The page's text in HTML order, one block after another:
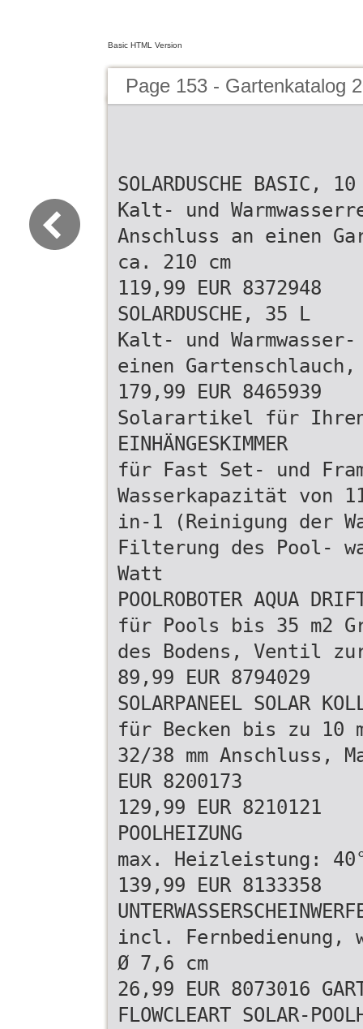
Basic HTML Version
Page 153 - Gartenkatalog
SOLARDUSCHE BASIC,
Kalt- und
Anschluss an einen
ca. 210 cm
119,99 EUR 8372948
SOLARDUSCHE, 35 L
Kalt- und
einen
179,99 EUR 8465939
Solarartikel für
EINHÄNGESKIMMER
für Fast Set- und
Wasserkapazität von
in-1 (Reinigung der
Filterung des Pool-
Watt
POOLROBOTER AQUA
für Pools bis 35 m2
des Bodens, Ventil
89,99 EUR 8794029
SOLARPANEEL SOLAR
für Becken bis zu 10
32/38 mm Anschluss,
EUR 8200173
129,99 EUR 8210121
POOLHEIZUNG
max. Heizleistung:
139,99 EUR 8133358
incl. Fernbedienung,
Ø 7,6 cm
26,99 EUR 8073016
FLOWCLEART SOLAR-